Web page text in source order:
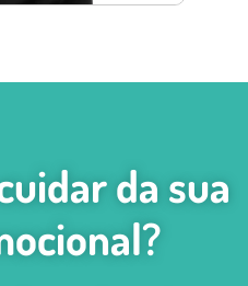
da sua